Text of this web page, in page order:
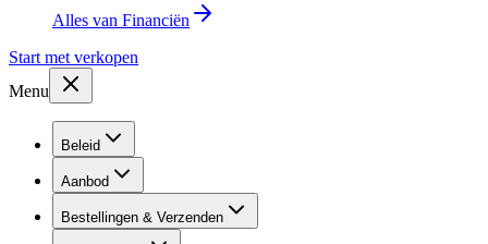
Alles van Financiën
Start met verkopen
Menu
Beleid
Aanbod
Bestellingen & Verzenden